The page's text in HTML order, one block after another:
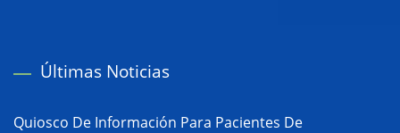
Últimas Noticias
Quiosco De Información Para Pacientes De